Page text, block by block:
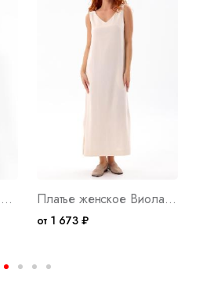
Сарафан детский Школьный Д Арт. 3856 Платье женское Виола К Арт. 10718
от 1 673 ₽